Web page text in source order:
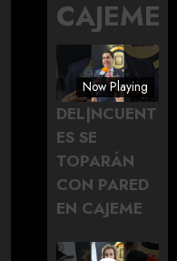
CAJEME
Now Playing
DEL|NCUENT
ES SE
TOPARÁN
CON PARED
EN CAJEME